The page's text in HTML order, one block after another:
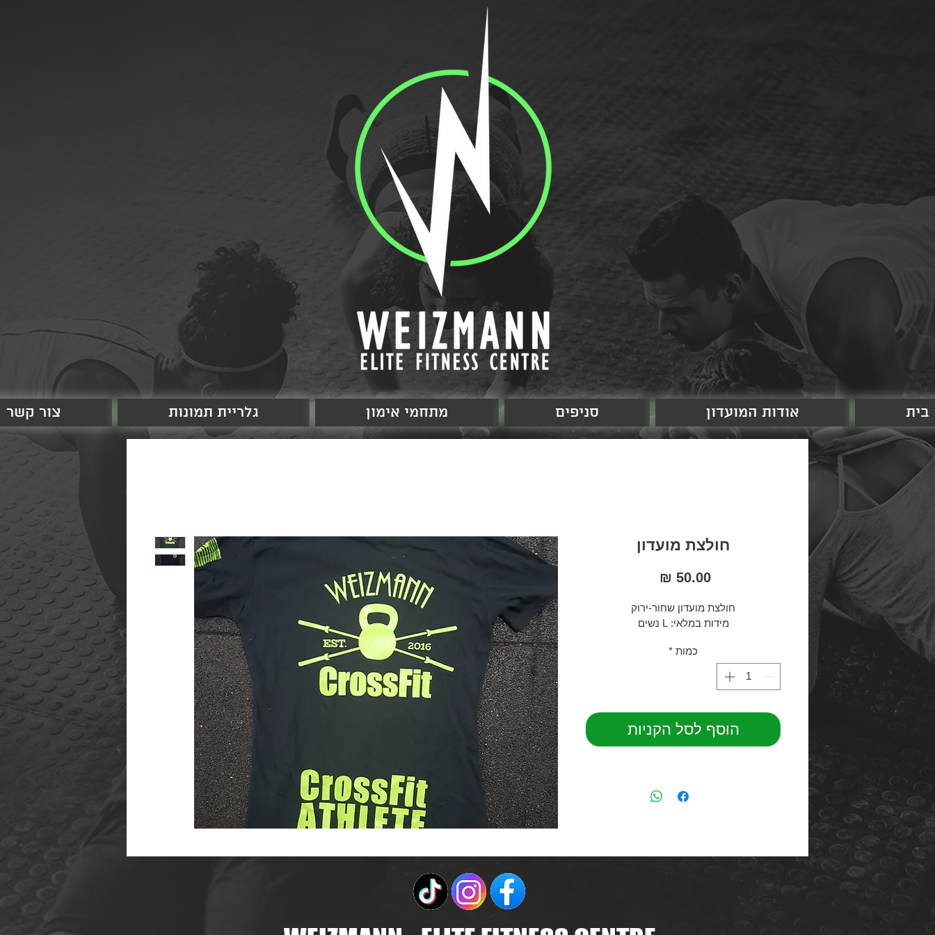
צור קשר גלריית תמונות מתחמי אימון סניפים אודות המועדון בית
חולצת מועדון
‏50.00 ‏₪
חולצת מועדון שחור-ירוק
מידות במלאי: L נשים
כמות *
הוסף לסל הקניות